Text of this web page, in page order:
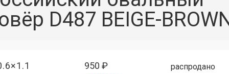
D487 BEIGE-
950 ₽ распродано